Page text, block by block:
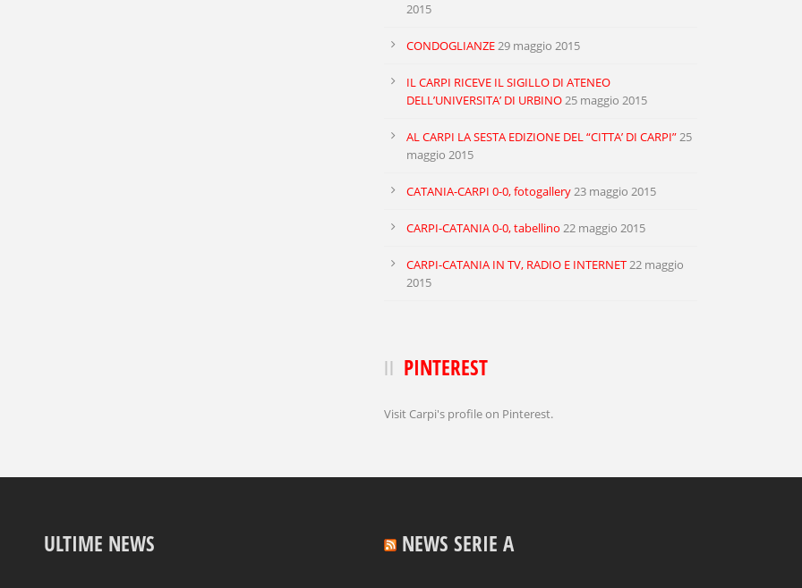
2015
CONDOGLIANZE29 maggio 2015
IL CARPI RICEVE IL SIGILLO DI ATENEO
DELL’UNIVERSITA’ DI URBINO25 maggio 2015
AL CARPI LA SESTA EDIZIONE DEL “CITTA’ DI CARPI”25
maggio 2015
CATANIA-CARPI 0-0, fotogallery23 maggio 2015
CARPI-CATANIA 0-0, tabellino 22 maggio 2015
CARPI-CATANIA IN TV, RADIO E INTERNET22 maggio
2015
PINTEREST
Visit Carpi's profile on Pinterest.
ULTIME NEWS NEWS SERIE A